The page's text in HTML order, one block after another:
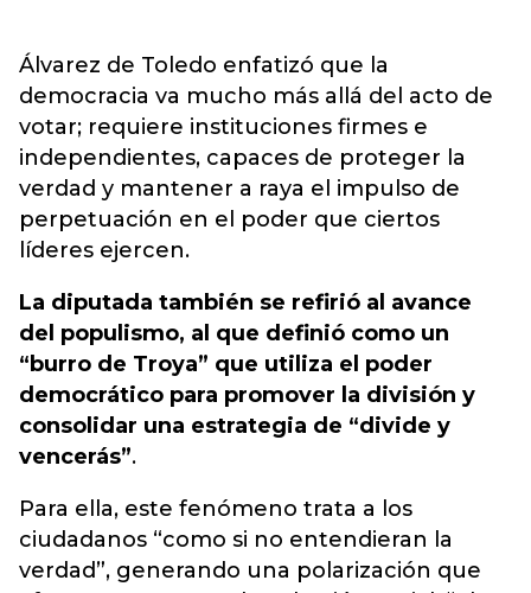
Álvarez de Toledo enfatizó que la
democracia va mucho más allá del acto de
votar; requiere instituciones firmes e
independientes, capaces de proteger la
verdad y mantener a raya el impulso de
perpetuación en el poder que ciertos
líderes ejercen.
La diputada también se refirió al avance
del populismo, al que definió como un
“burro de Troya” que utiliza el poder
democrático para promover la división y
consolidar una estrategia de “divide y
vencerás”.
Para ella, este fenómeno trata a los
ciudadanos “como si no entendieran la
verdad”, generando una polarización que